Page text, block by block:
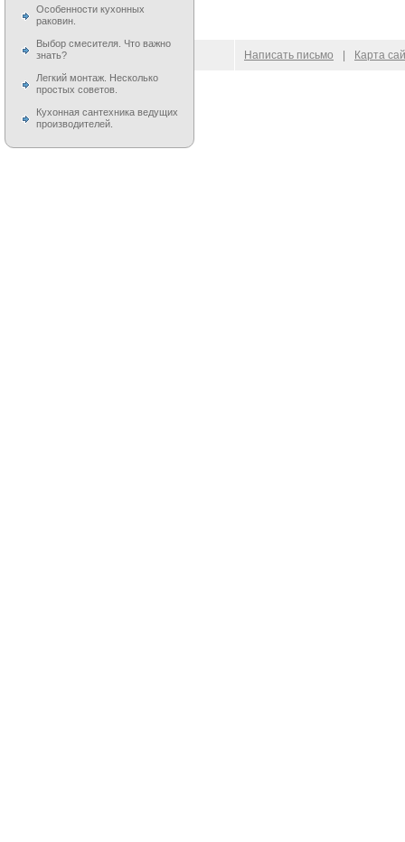
Особенности кухонных
раковин.
Выбор смесителя. Что важно
знать?
Легкий монтаж. Несколько
простых советов.
Кухонная сантехника ведущих
производителей.
© 2009–2026 Написать письмо Карта